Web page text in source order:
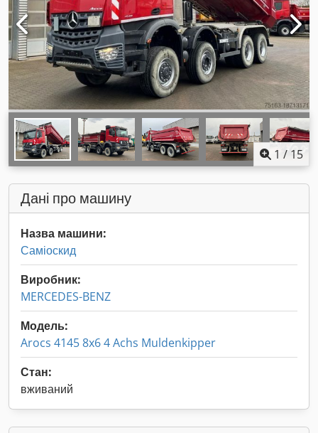
1 / 15
Дані про машину
Назва машини:
Саміоскид
Виробник:
MERCEDES-BENZ
Модель:
Arocs 4145 8x6 4 Achs Muldenkipper
Стан:
вживаний